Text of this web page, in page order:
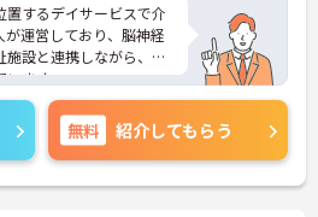
置するデイサービスで介
運営しており、脳神経
設と連携しながら、ご
います。
ヶ月分※過去実績）、
トも充実。資格手当や
定した収入が見込めま
から徒歩8分とアクセス
無料 紹介してもらう